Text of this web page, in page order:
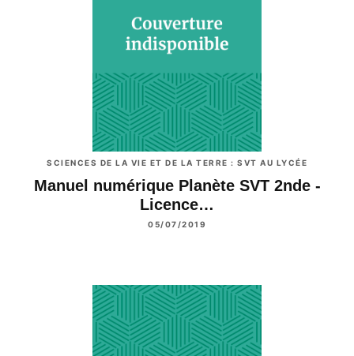
SCIENCES DE LA VIE ET DE LA TERRE : SVT AU LYCÉE
Manuel numérique Planète SVT 2nde -
Licence…
05/07/2019